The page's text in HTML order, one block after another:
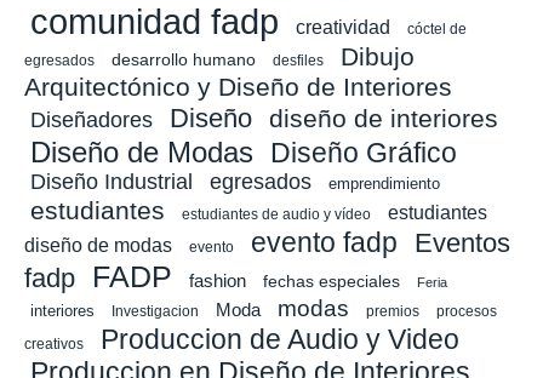
comunidad fadp creatividad
cóctel de
egresados
desarrollo humano desfiles
Dibujo
Arquitectónico y Diseño de Interiores
Diseñadores Diseño diseño de interiores
Diseño de Modas Diseño Gráfico
Diseño Industrial egresados emprendimiento
estudiantes estudiantes de audio y vídeo
estudiantes
diseño de modas
evento evento fadp
Eventos
fadp
FADP fashion fechas especiales Feria
interiores Investigacion Moda modas premios procesos
creativos Produccion de Audio y Video